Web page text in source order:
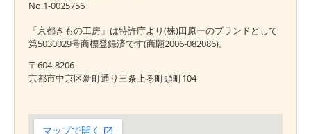
No.1-0025756
「京都きもの工房」は特許庁より(株)田原一のブランドとして
第5030029号商標登録済です(商願2006-082086)。
〒604-8206
京都市中京区新町通り三条上る町頭町104